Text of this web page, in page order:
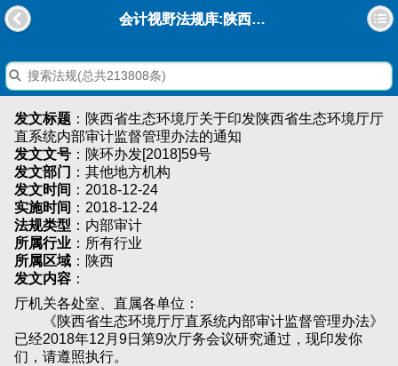
会计视野法规库:陕西省生态环境厅关于印发陕西省生态环境厅厅直系统内部审计监督管理办法的通知
发文标题 ：陕西省生态环境厅关于印发陕西省生态环境厅厅
直系统内部审计监督管理办法的通知
发文文号 ：陕环办发[2018]59号
发文部门 ：其他地方机构
发文时间 ：2018-12-24
实施时间 ：2018-12-24
法规类型 ：内部审计
所属行业 ：所有行业
所属区域 ：陕西
发文内容 ：
厅机关各处室、直属各单位：
《陕西省生态环境厅厅直系统内部审计监督管理办法》
已经2018年12月9日第9次厅务会议研究通过，现印发你
们，请遵照执行。